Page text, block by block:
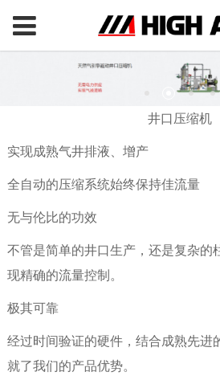
井口压缩机
实现成熟气井排液、增产
全自动的压缩系统始终保持佳流量
无与伦比的功效
不管是简单的井口生产，还是复杂的
现精确的流量控制。
极其可靠
经过时间验证的硬件，结合成熟先进
就了我们的产品优势。